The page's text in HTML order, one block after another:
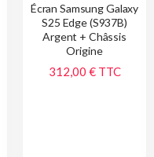
Écran Samsung Galaxy
S25 Edge (S937B)
Argent + Châssis
Origine
312,00 € TTC